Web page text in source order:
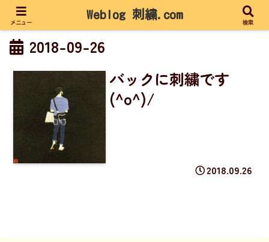
2018-09-26
バックに刺繍です
(^o^)/
2018.09.26
メニュー
Weblog 刺繍.com
検索